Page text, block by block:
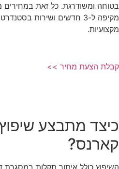
בטוחה ומשודרגת. כל זאת
מקיפה ל-3 חדשים ושירות
מקצועיות.
קבלת הצעת מחיר >>
כיצד מתבצע
קארנס?